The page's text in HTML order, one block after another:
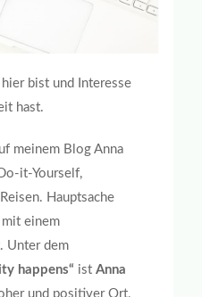
hier bist und Interesse
hast.
meinem Blog Anna
it-Yourself,
Hauptsache
einem
Unter dem
happens“ ist Anna
und positiver Ort,